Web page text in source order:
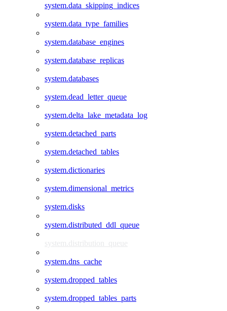
system.data_skipping_indices
system.data_type_families
system.database_engines
system.database_replicas
system.databases
system.dead_letter_queue
system.delta_lake_metadata_log
system.detached_parts
system.detached_tables
system.dictionaries
system.dimensional_metrics
system.disks
system.distributed_ddl_queue
system.distribution_queue
system.dns_cache
system.dropped_tables
system.dropped_tables_parts